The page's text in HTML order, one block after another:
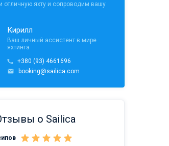
отличную яхту и сопроводим вашу
Кирилл
Ваш личный ассистент в мире
яхтинга
+380 (93) 4661696
booking@sailica.com
о Sailica